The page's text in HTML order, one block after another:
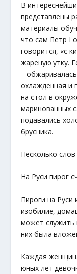
В
представлены
материалы
что сам Петр I
говорится, «с
жареную утку.
–
охлажденная и
на стол в
маринованных
подавались
брусника.
Несколько
На Руси пирог
Пироги на Руси
изобилие,
может служить
них была
Каждая
юных лет